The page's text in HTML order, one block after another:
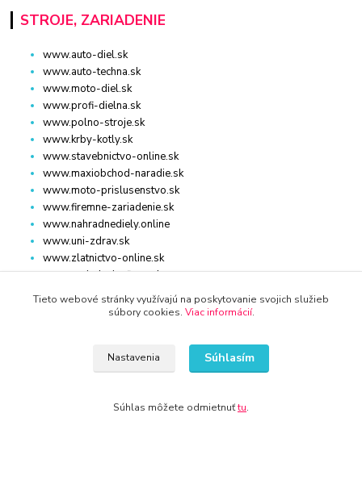
STROJE, ZARIADENIE
www.auto-diel.sk
www.auto-techna.sk
www.moto-diel.sk
www.profi-dielna.sk
www.polno-stroje.sk
www.krby-kotly.sk
www.stavebnictvo-online.sk
www.maxiobchod-naradie.sk
www.moto-prislusenstvo.sk
www.firemne-zariadenie.sk
www.nahradnediely.online
www.uni-zdrav.sk
www.zlatnictvo-online.sk
www.zariadenie-firmy.sk
+421 940 949 000
Tieto webové stránky využívajú na poskytovanie svojich služieb
súbory cookies. Viac informácií.
Nastavenia Súhlasím
Súhlas môžete odmietnuťtu.